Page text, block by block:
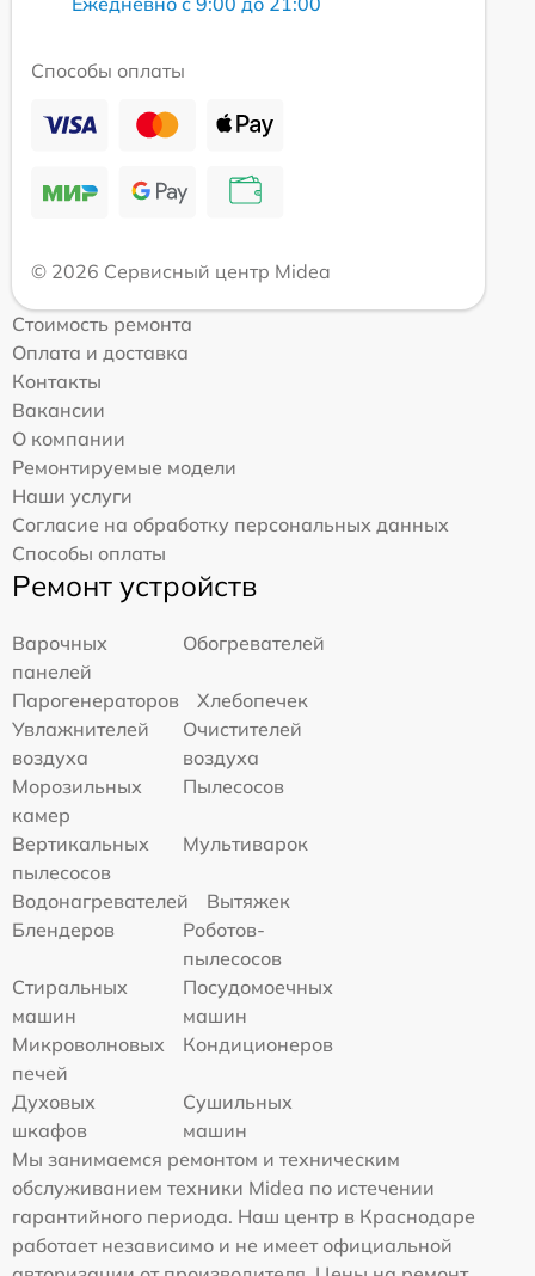
Способы оплаты
© 2026 Сервисный центр Midea
Стоимость ремонта
Оплата и доставка
Контакты
Вакансии
О компании
Ремонтируемые модели
Наши услуги
Согласие на обработку персональных данных
Способы оплаты
Ремонт устройств
Варочных
панелей
Обогревателей
Парогенераторов
Хлебопечек
Увлажнителей
воздуха
Очистителей
воздуха
Морозильных
камер
Пылесосов
Вертикальных
пылесосов
Мультиварок
Водонагревателей
Вытяжек
Блендеров
Роботов-
пылесосов
Стиральных
машин
Посудомоечных
машин
Микроволновых
печей
Кондиционеров
Духовых
шкафов
Сушильных
машин
Мы занимаемся ремонтом и техническим
обслуживанием техники Midea по истечении
гарантийного периода. Наш центр в Краснодаре
работает независимо и не имеет официальной